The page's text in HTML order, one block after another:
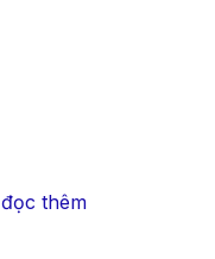
đọc thêm